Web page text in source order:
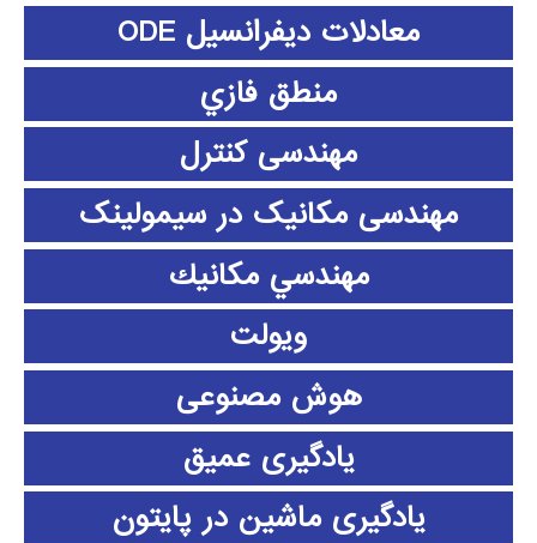
معادلات دیفرانسیل ODE
منطق فازي
مهندسی کنترل
مهندسی مکانیک در سیمولینک
مهندسي مكانيك
ویولت
هوش مصنوعی
یادگیری عمیق
یادگیری ماشین در پایتون